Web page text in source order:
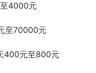
4000元
70000元
元至800元